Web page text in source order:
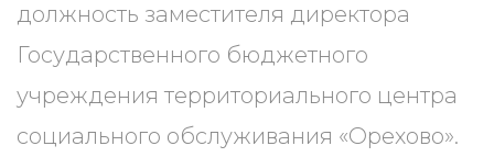
должность заместителя директора
Государственного бюджетного
учреждения территориального центра
социального обслуживания «Орехово».